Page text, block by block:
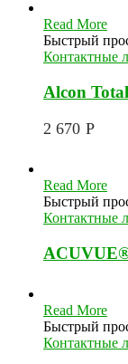
Read More
Быстрый
Контактные
Alcon
2 670 Р
Read More
Быстрый
Контактные
Read More
Быстрый
Контактные